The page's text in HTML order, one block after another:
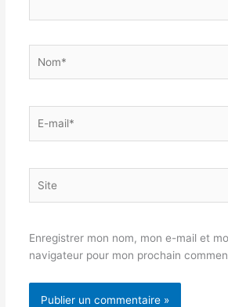
mail*
Enregistrer mon nom, mon e-mail et
navigateur pour mon prochain